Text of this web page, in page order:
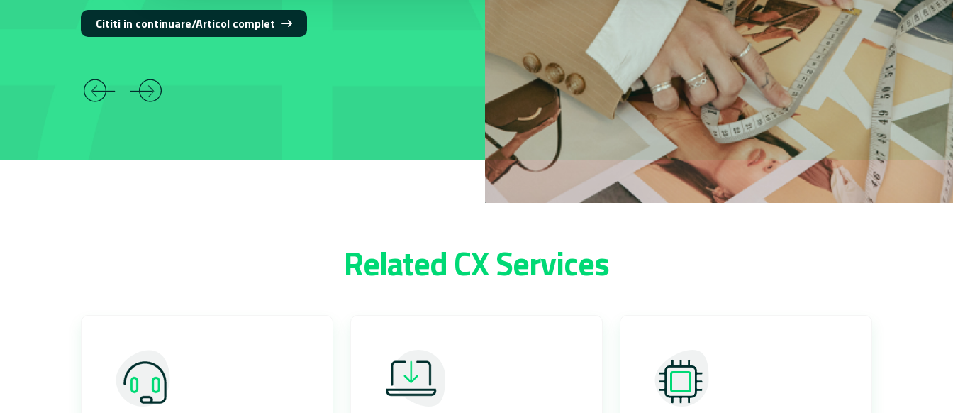
Cititi in continuare/Articol complet
Related CX Services